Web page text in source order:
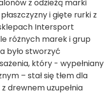
z odzieżą marki
i gięte rurki z
Intersport
różnych marek i grup
było stworzyć
który - wypełniany
– stał się tłem dla
drewnem uzupełnia